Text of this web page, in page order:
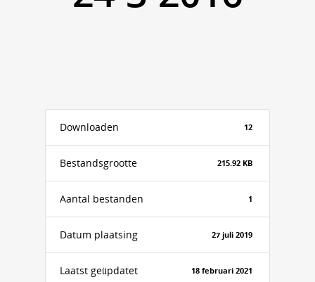
Downloaden 12
Bestandsgrootte 215.92 KB
Aantal bestanden 1
Datum plaatsing 27 juli 2019
Laatst geüpdatet 18 februari 2021